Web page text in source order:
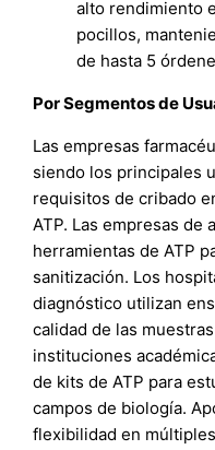
alto rendimiento
pocillos,
de hasta 5
Por Segmentos de
Las empresas
siendo los principales
requisitos de cribado
ATP. Las empresas de
herramientas de ATP
sanitización. Los
diagnóstico utilizan
calidad de las
instituciones
de kits de ATP para
campos de biología.
flexibilidad en